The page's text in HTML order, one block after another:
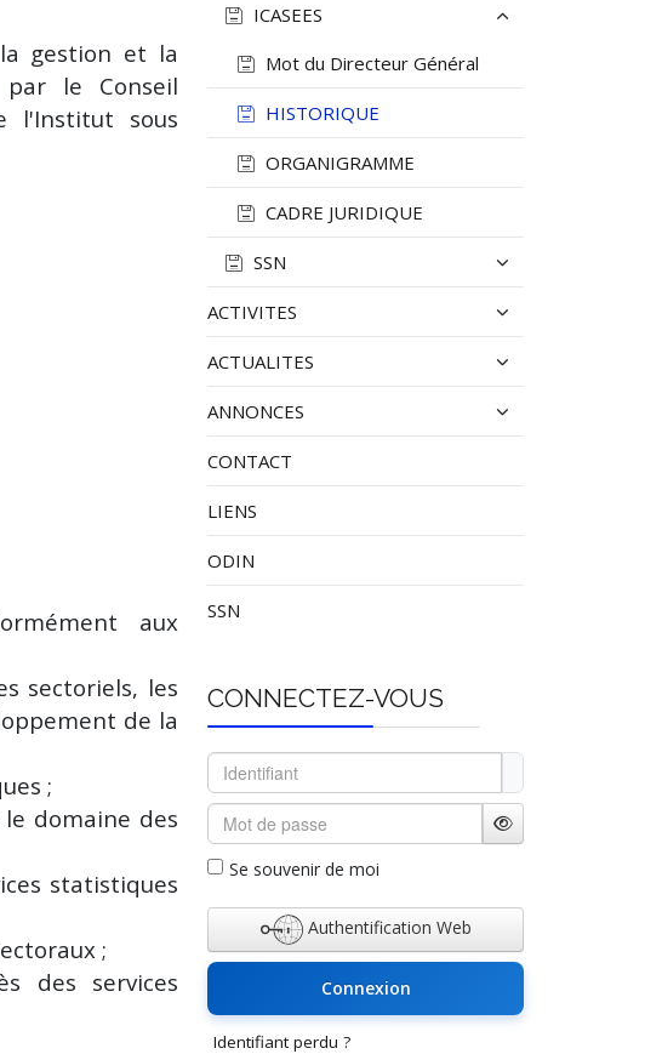
gestion et la
le Conseil
l'Institut sous
aux
sectoriels, les
de la
;
domaine des
statistiques
;
des services
ICASEES
Mot du Directeur Général
HISTORIQUE
ORGANIGRAMME
CADRE JURIDIQUE
SSN
ACTIVITES
ACTUALITES
ANNONCES
CONTACT
LIENS
ODIN
SSN
CONNECTEZ-VOUS
Identifiant
Mot de passe
Afficher le mot de
Se souvenir de moi
Authentification Web
Connexion
Identifiant perdu ?